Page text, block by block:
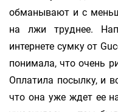
обманывают и с
на лжи труднее.
интернете сумку от
понимала, что очень
Оплатила посылку, и
что она уже ждет ее